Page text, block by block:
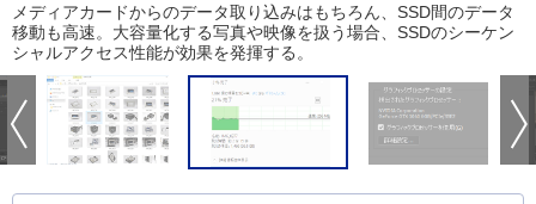
メディアカードからのデータ取り込みはもちろん、SSD間のデータ
移動も高速。大容量化する写真や映像を扱う場合、SSDのシーケン
シャルアクセス性能が効果を発揮する。